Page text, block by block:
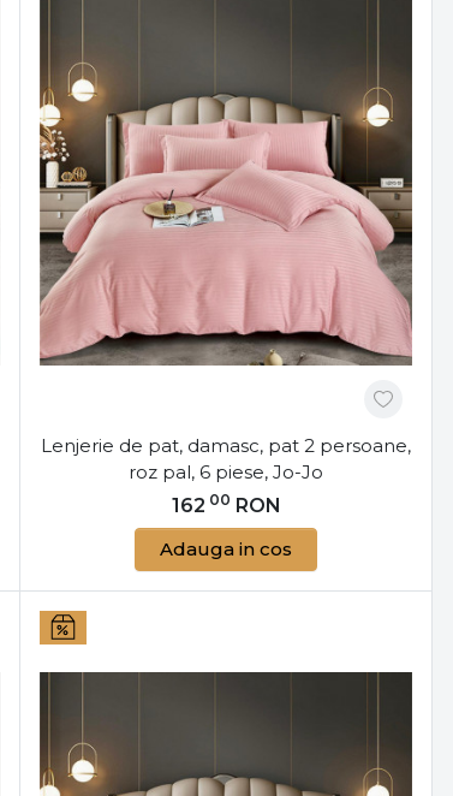
Lenjerie de pat, damasc, pat 2 persoane,
roz pal, 6 piese, Jo-Jo
162 00 RON
Adauga in cos